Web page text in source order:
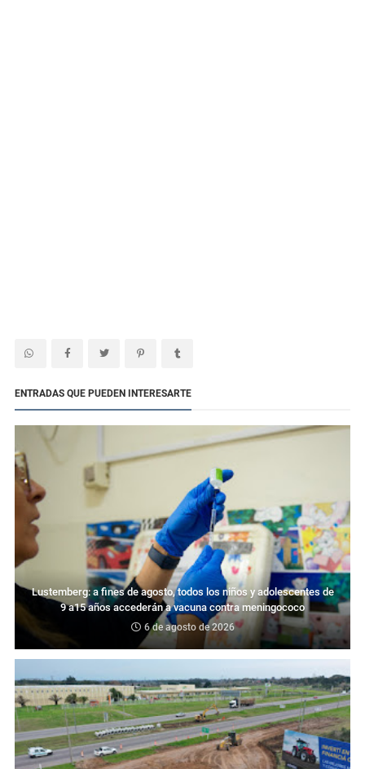
ENTRADAS QUE PUEDEN INTERESARTE
Lustemberg: a fines de agosto, todos los niños y adolescentes de
9 a15 años accederán a vacuna contra meningococo
6 de agosto de 2026